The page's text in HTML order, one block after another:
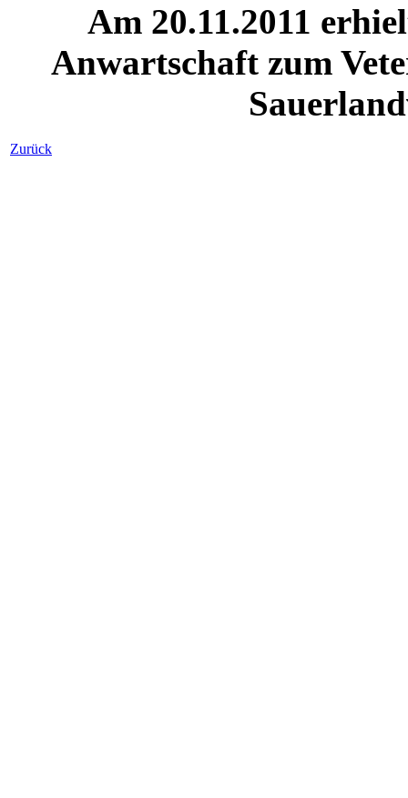
Am 20.11.2011
Anwartschaft zum
Zurück